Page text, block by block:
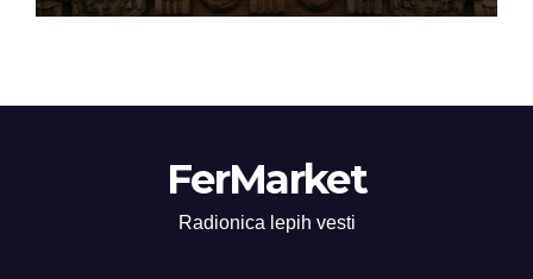
FerMarket
Radionica lepih vesti